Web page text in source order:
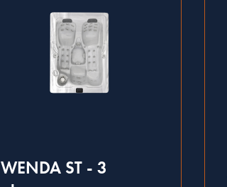
WENDA ST - 3